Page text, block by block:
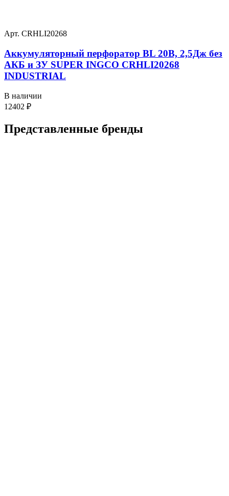
Арт. CRHLI20268
Аккумуляторный перфоратор BL 20В, 2,5Дж без
АКБ и ЗУ SUPER INGCO CRHLI20268
INDUSTRIAL
В наличии
12402 ₽
Представленные бренды